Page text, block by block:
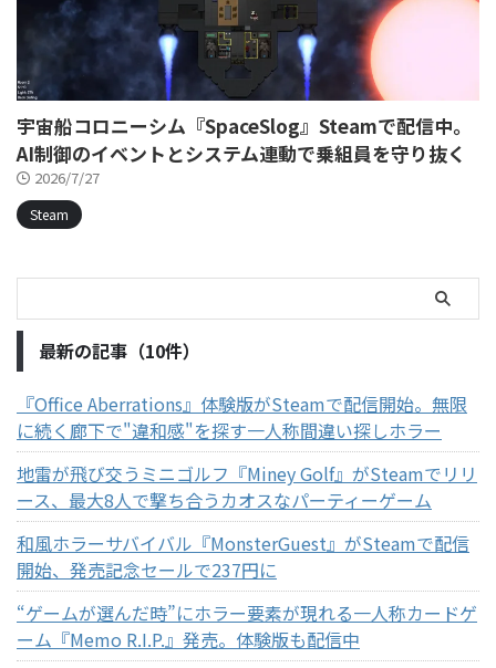
宇宙船コロニーシム『SpaceSlog』Steamで配信中。
AI制御のイベントとシステム連動で乗組員を守り抜く
2026/7/27
Steam
最新の記事（10件）
『Office Aberrations』体験版がSteamで配信開始。無限
に続く廊下で"違和感"を探す一人称間違い探しホラー
地雷が飛び交うミニゴルフ『Miney Golf』がSteamでリリ
ース、最大8人で撃ち合うカオスなパーティーゲーム
和風ホラーサバイバル『MonsterGuest』がSteamで配信
開始、発売記念セールで237円に
“ゲームが選んだ時”にホラー要素が現れる一人称カードゲ
ーム『Memo R.I.P.』発売。体験版も配信中